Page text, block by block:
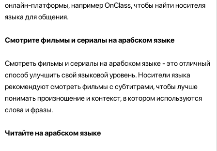
онлайн-платформы, например OnClass, чтобы найти носителя
языка для общения.
Смотрите фильмы и сериалы на арабском языке
Смотреть фильмы и сериалы на арабском языке - это отличный
способ улучшить свой языковой уровень. Носители языка
рекомендуют смотреть фильмы с субтитрами, чтобы лучше
понимать произношение и контекст, в котором используются
слова и фразы.
Читайте на арабском языке